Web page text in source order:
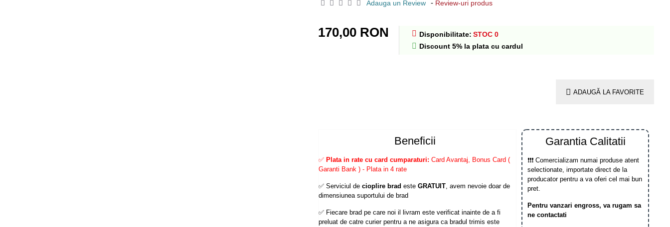
Adauga un Review - Review-uri produs
170,00 RON Disponibilitate: STOC 0
Discount 5% la plata cu cardul
ADAUGĂ LA FAVORITE
Beneficii
✅ Plata in rate cu card cumparaturi: Card Avantaj, Bonus Card (
Garanti Bank ) - Plata in 4 rate
✅ Serviciul de cioplire brad este GRATUIT, avem nevoie doar de
dimensiunea suportului de brad
✅ Fiecare brad pe care noi il livram este verificat inainte de a fi
preluat de catre curier pentru a ne asigura ca bradul trimis este
Garantia Calitatii
❗❗❗ Comercializam numai produse atent
selectionate, importate direct de la
producator pentru a va oferi cel mai bun
pret.
Pentru vanzari engross, va rugam sa
ne contactati